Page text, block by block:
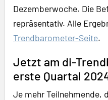
Dezemberwoche. Die
repräsentativ. Alle
Trendbarometer-Seite.
Jetzt am di-
erste Quartal
Je mehr Teilnehmende,